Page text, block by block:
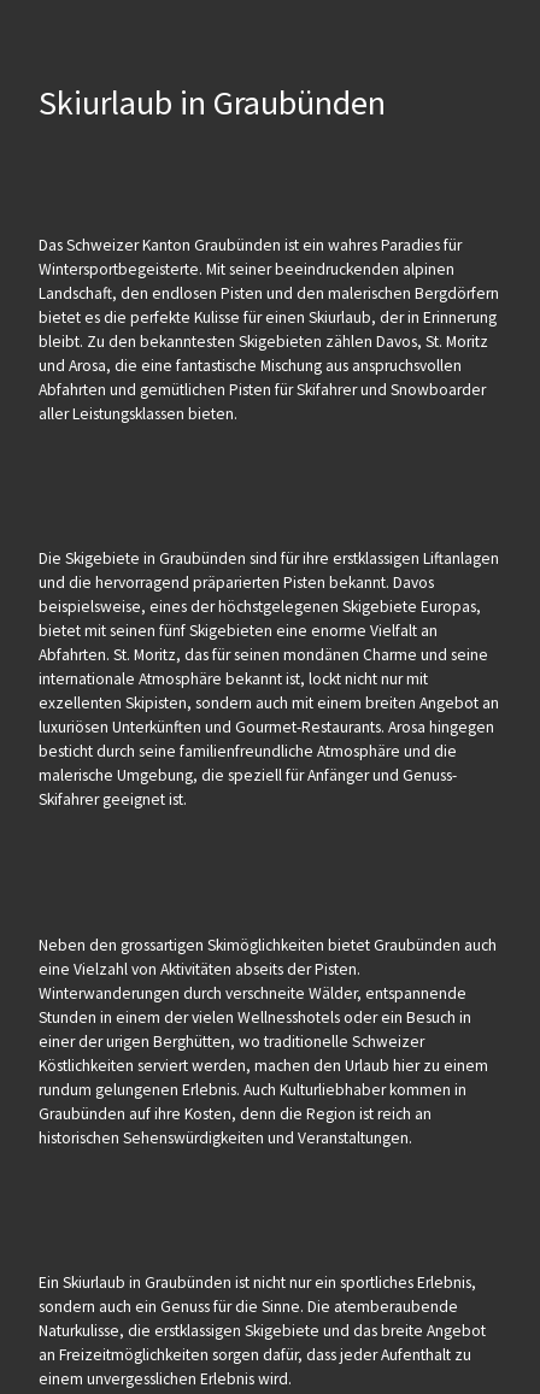
Skiurlaub in Graubünden
Das Schweizer Kanton Graubünden ist ein wahres Paradies für
Wintersportbegeisterte. Mit seiner beeindruckenden alpinen
Landschaft, den endlosen Pisten und den malerischen Bergdörfern
bietet es die perfekte Kulisse für einen Skiurlaub, der in Erinnerung
bleibt. Zu den bekanntesten Skigebieten zählen Davos, St. Moritz
und Arosa, die eine fantastische Mischung aus anspruchsvollen
Abfahrten und gemütlichen Pisten für Skifahrer und Snowboarder
aller Leistungsklassen bieten.
Die Skigebiete in Graubünden sind für ihre erstklassigen Liftanlagen
und die hervorragend präparierten Pisten bekannt. Davos
beispielsweise, eines der höchstgelegenen Skigebiete Europas,
bietet mit seinen fünf Skigebieten eine enorme Vielfalt an
Abfahrten. St. Moritz, das für seinen mondänen Charme und seine
internationale Atmosphäre bekannt ist, lockt nicht nur mit
exzellenten Skipisten, sondern auch mit einem breiten Angebot an
luxuriösen Unterkünften und Gourmet-Restaurants. Arosa hingegen
besticht durch seine familienfreundliche Atmosphäre und die
malerische Umgebung, die speziell für Anfänger und Genuss-
Skifahrer geeignet ist.
Neben den grossartigen Skimöglichkeiten bietet Graubünden auch
eine Vielzahl von Aktivitäten abseits der Pisten.
Winterwanderungen durch verschneite Wälder, entspannende
Stunden in einem der vielen Wellnesshotels oder ein Besuch in
einer der urigen Berghütten, wo traditionelle Schweizer
Köstlichkeiten serviert werden, machen den Urlaub hier zu einem
rundum gelungenen Erlebnis. Auch Kulturliebhaber kommen in
Graubünden auf ihre Kosten, denn die Region ist reich an
historischen Sehenswürdigkeiten und Veranstaltungen.
Ein Skiurlaub in Graubünden ist nicht nur ein sportliches Erlebnis,
sondern auch ein Genuss für die Sinne. Die atemberaubende
Naturkulisse, die erstklassigen Skigebiete und das breite Angebot
an Freizeitmöglichkeiten sorgen dafür, dass jeder Aufenthalt zu
einem unvergesslichen Erlebnis wird.